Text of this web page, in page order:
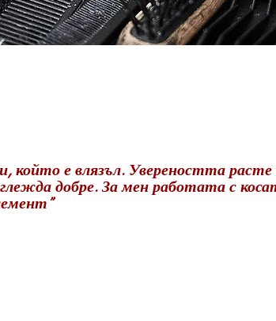
който е влязъл. Увереността расте
добре. За мен работата с